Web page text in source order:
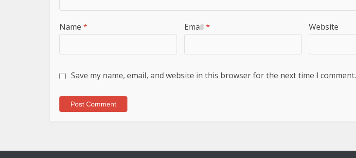
Name * Email * Website
Save my name, email, and website in this browser for the next time I comment.